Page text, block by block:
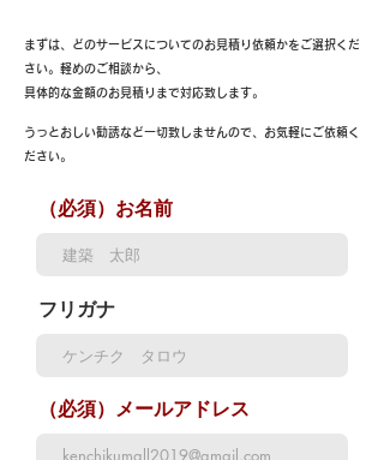
まずは、どのサービスについてのお見積り依頼かをご選択くだ
さい。 軽めのご相談から、
具体的な金額のお見積りまで対応致します。
うっとおしい勧誘など一切致しませんので、お気軽にご依頼く
ださい。
（必須）お名前
フリガナ
（必須）メールアドレス